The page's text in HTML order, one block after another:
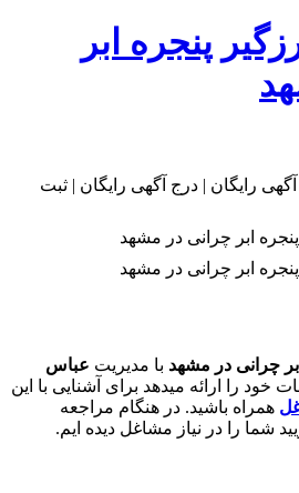
پنجره ابر
چرانی در مشهدبا مدیریتعباس
خود را ارائه میدهد برای آشنایی با این
همراه باشید. در هنگام مراجعه
شما را در نیاز مشاغل دیده ایم.